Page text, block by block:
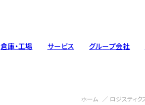
倉庫・工場 サービス グループ会社
ホーム ロジスティク